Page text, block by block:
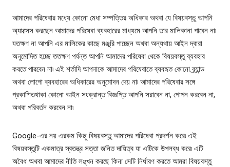
আমাদের পরিষেবার মধ্যে কোনো মেধা সম্পত্তির অধিকার অথবা যে বিষয়বস্তু আপনি
অ্যাক্সেস করছেন আমাদের পরিষেবা ব্যবহারের মাধ্যমে আপনি তার মালিকানা পাবেন না৷
যতক্ষণ না আপনি এর মালিকের কাছে মঞ্জুরি পাচ্ছেন অথবা অন্যথায় আইন দ্বারা
অনুমোদিত হচ্ছে ততক্ষণ পর্যন্ত আপনি আমাদের পরিষেবা থেকে বিষয়বস্তু ব্যবহার
করতে পারবেন না৷ এই শর্তাদি আপনাকে আমাদের পরিষেবাতে ব্যবহৃত কোনো ব্র্যান্ড
অথবা লোগো ব্যবহারের অধিকারের অনুমোদন দেয় না৷ আমাদের পরিষেবার সঙ্গে
প্রকাশিতথাকা কোনো আইন সংক্রান্ত বিজ্ঞপ্তি আপনি সরাবেন না, গোপন করবেন না,
অথবা পরিবর্তন করবেন না৷
Google-এর নয় এরকম কিছু বিষয়বস্তু আমাদের পরিষেবা প্রদর্শন করে৷ এই
বিষয়বস্তুটি একমাত্র স্বতন্ত্র সত্তা জনিত দায়িত্ব যা এটিকে উপলব্ধ করে৷ এটি
অবৈধ অথবা আমাদের নীতি লঙ্খন করছে কিনা সেটি নির্ধারণ করতে আমরা বিষয়বস্তু